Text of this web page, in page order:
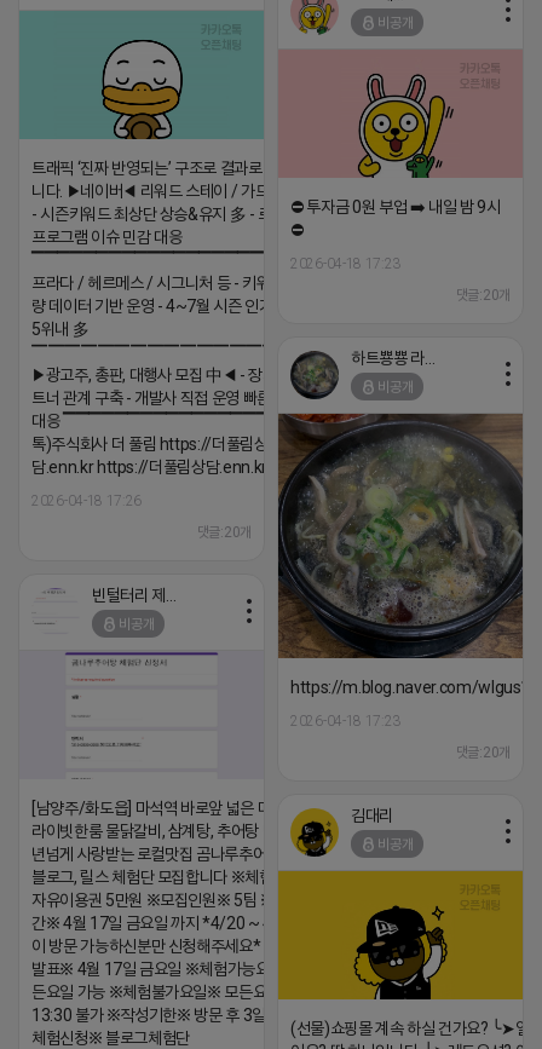
트래픽 ‘진짜 반영되는’ 구조로 결과로 보여드립
니다. ▶네이버◀ 리워드 스테이 / 가드 / 자몽 등
- 시즌키워드 최상단 상승&유지 多 - 로직변화,
프로그램 이슈 민감 대응
▔▔▔▔▔▔▔▔▔▔▔▔▔▔▔▔▔▔ ▶쿠팡◀
프라다 / 헤르메스 / 시그니처 등 - 키워드 검색
량 데이터 기반 운영 - 4~7월 시즌 인기 키워드
5위내 多
▔▔▔▔▔▔▔▔▔▔▔▔▔▔▔▔▔▔
▶광고주, 총판, 대행사 모집 中◀ - 장기 협업 파
트너 관계 구축 - 개발사 직접 운영 빠른 피드백
대응 ▔▔▔▔▔▔▔▔▔▔▔▔▔▔▔▔▔▔ (카
톡)주식회사 더 풀림 https://더풀림상
담.enn.kr https://더풀림상담.enn.kr
2026-04-18 17:26
댓글:20개
비공개
⛔️ 투자금 0원 부업 ➡️ 내일 밤 9시
⛔️
2026-04-18 17:23
댓글:20개
하트뿅뿅 라이언
비공개
https://m.blog.naver.com/
2026-04-18 17:23
댓글:20개
비공개
[남양주/화도읍] 마석역 바로앞 넓은 매장과, 프
라이빗한룸 물닭갈비, 삼계탕, 추어탕 맛집 10
년넘게 사랑받는 로컬맛집 곰나루추어탕에서
블로그, 릴스 체험단 모집합니다 ※체험메뉴※
자유이용권 5만원 ※모집인원※ 5팀 ※모집기
간※ 4월 17일 금요일 까지 *4/20 ~ 4/26 사
이 방문 가능하신분만 신청해주세요* ※체험단
발표※ 4월 17일 금요일 ※체험가능요일※ 모
든요일 가능 ※체험불가요일※ 모든요일 12 ~
13:30 불가 ※작성기한※ 방문 후 3일 이내 ※
체험신청※ 블로그체험단
김대리
비공개
(선물)쇼핑몰 계속 하실 건가요? ╰➤열